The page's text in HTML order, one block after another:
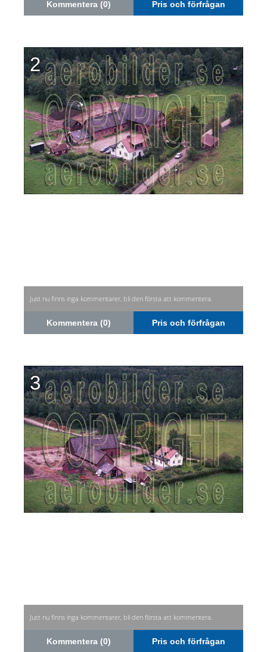
Kommentera (0) Pris och förfrågan
2
Just nu finns inga kommentarer, bli den första att kommentera.
Kommentera (0) Pris och förfrågan
3
Just nu finns inga kommentarer, bli den första att kommentera.
Kommentera (0) Pris och förfrågan